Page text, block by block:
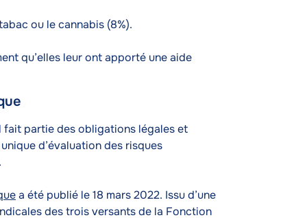
ou le cannabis (8%).
qu’elles leur ont apporté une aide
fait partie des obligations légales et
d’évaluation des risques
a été publié le 18 mars 2022. Issu d’une
des trois versants de la Fonction